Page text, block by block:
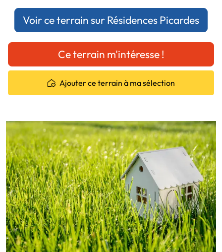
Voir ce terrain sur Résidences Picardes
Ce terrain m'intéresse !
Ajouter ce terrain à ma sélection